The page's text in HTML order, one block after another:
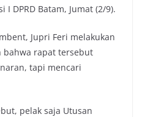
DPRD Batam, Jumat (2/9).
Jupri Feri melakukan
bahwa rapat tersebut
tapi mencari
pelak saja Utusan